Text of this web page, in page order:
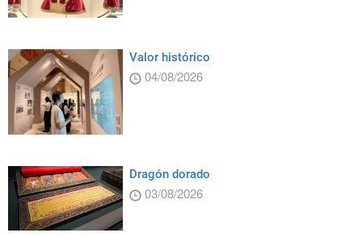
Valor histórico
04/08/2026
Dragón dorado
03/08/2026